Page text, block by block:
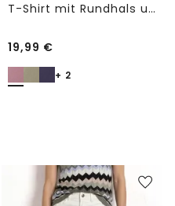
T-Shirt mit Rundhals und Embroidery-Detail
19,99 €
+ 2